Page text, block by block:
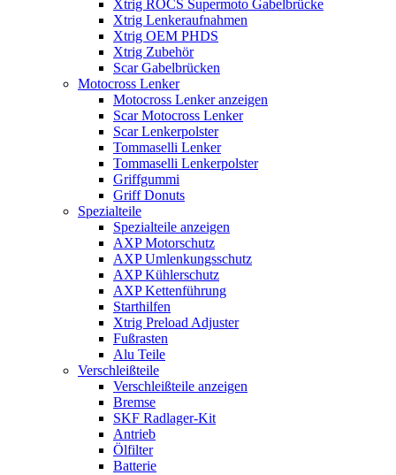
Xtrig ROCS Supermoto Gabelbrücke
Xtrig Lenkeraufnahmen
Xtrig OEM PHDS
Xtrig Zubehör
Scar Gabelbrücken
Motocross Lenker
Motocross Lenker anzeigen
Scar Motocross Lenker
Scar Lenkerpolster
Tommaselli Lenker
Tommaselli Lenkerpolster
Griffgummi
Griff Donuts
Spezialteile
Spezialteile anzeigen
AXP Motorschutz
AXP Umlenkungsschutz
AXP Kühlerschutz
AXP Kettenführung
Starthilfen
Xtrig Preload Adjuster
Fußrasten
Alu Teile
Verschleißteile
Verschleißteile anzeigen
Bremse
SKF Radlager-Kit
Antrieb
Ölfilter
Batterie